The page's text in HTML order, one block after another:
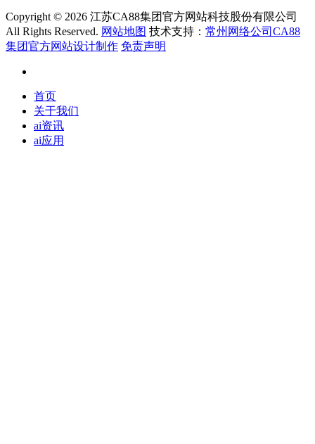
Copyright © 2026 江苏CA88集团官方网站科技股份有限公司
All Rights Reserved. 网站地图 技术支持： 常州网络公司CA88
集团官方网站设计制作 免责声明
首页
关于我们
ai资讯
ai应用